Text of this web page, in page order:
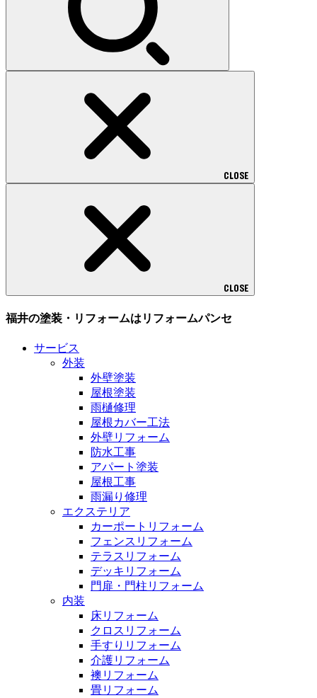
CLOSE
CLOSE
福井の塗装・リフォームはリフォームパンセ
サービス
外装
外壁塗装
屋根塗装
雨樋修理
屋根カバー工法
外壁リフォーム
防水工事
アパート塗装
屋根工事
雨漏り修理
エクステリア
カーポートリフォーム
フェンスリフォーム
テラスリフォーム
デッキリフォーム
門扉・門柱リフォーム
内装
床リフォーム
クロスリフォーム
手すりリフォーム
介護リフォーム
襖リフォーム
畳リフォーム